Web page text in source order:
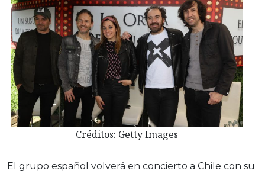
Créditos: Getty Images
El grupo español volverá en concierto a Chile con su